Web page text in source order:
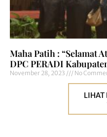
Maha Patih : “Selamat
DPC PERADI
November 28, 2023 No
LIHAT